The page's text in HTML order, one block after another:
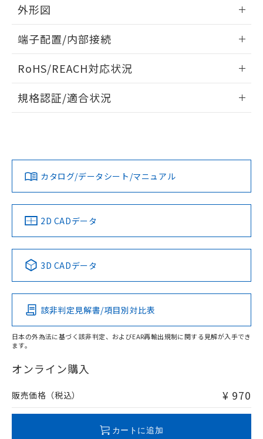
外形図
外形図
端子配置/内部接続
端子配置/内部接続
RoHS/REACH対応状況
EU RoHS 注意事項・凡例
対応済み
中国 RoHS 注意事項・凡例
Pb Hg Cd Cr(VI)
O
在庫等で未対応品が混在する可能性があります。
問い合わせください。
規格認証/適合状況
カタログ/データシート/マニュアル
2D CADデータ
3D CADデータ
該非判定見解書/項目別対比表
日本の外為法に基づく該非判定、およびEAR再輸出規制に関する見解が入手でき
ます。
オンライン購入
販売価格（税込） ¥ 970
カートに追加
また、RoHS指令のフタル酸エステル類４
荷製品に未対応品が混在することから備考
欄に対応日を記載しておりました。
既に当社にて対応品への在庫切替を完了
していることから、特段のことがない限
り、2022年1月12日より割愛しておりま
す。